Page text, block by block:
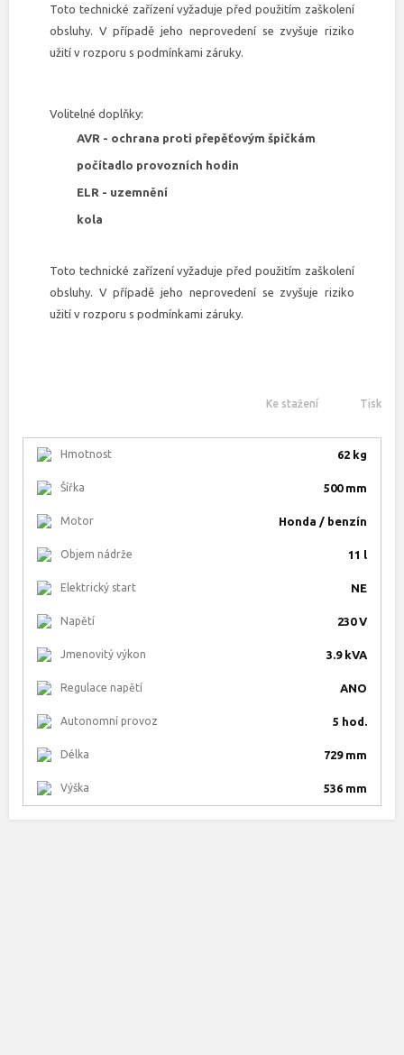
Toto technické zařízení vyžaduje před použitím zaškolení
obsluhy. V případě jeho neprovedení se zvyšuje riziko
užití v rozporu s podmínkami záruky.
Volitelné doplňky:
AVR - ochrana proti přepěťovým špičkám
počítadlo provozních hodin
ELR - uzemnění
kola
Toto technické zařízení vyžaduje před použitím zaškolení
obsluhy. V případě jeho neprovedení se zvyšuje riziko
užití v rozporu s podmínkami záruky.
Ke stažení Tisk
Hmotnost 62 kg
Šířka 500 mm
Motor Honda / benzín
Objem nádrže 11 l
Elektrický start NE
Napětí 230 V
Jmenovitý výkon 3.9 kVA
Regulace napětí ANO
Autonomní provoz 5 hod.
Délka 729 mm
Výška 536 mm